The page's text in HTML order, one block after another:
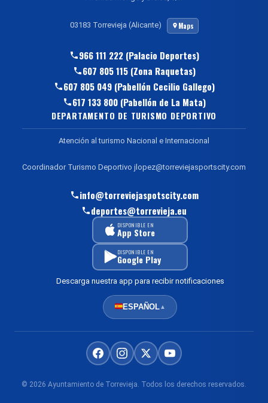
03183 Torrevieja (Alicante) Maps
966 111 222 (Palacio Deportes)
607 805 115 (Zona Raquetas)
607 805 049 (Pabellón Cecilio Gallego)
617 133 800 (Pabellón de La Mata)
DEPARTAMENTO DE TURISMO DEPORTIVO
Atención al turismo Nacional e Internacional
Coordinador Turismo Deportivo jlopez@torreviejasportscity.com
info@torreviejaspotscity.com
deportes@torrevieja.eu
DISPONIBLE EN
App Store
DISPONIBLE EN
Google Play
Descarga nuestra app para recibir notificaciones
ESPAÑOL▲
© 2026 Ayuntamiento de Torrevieja. Todos los derechos reservados.